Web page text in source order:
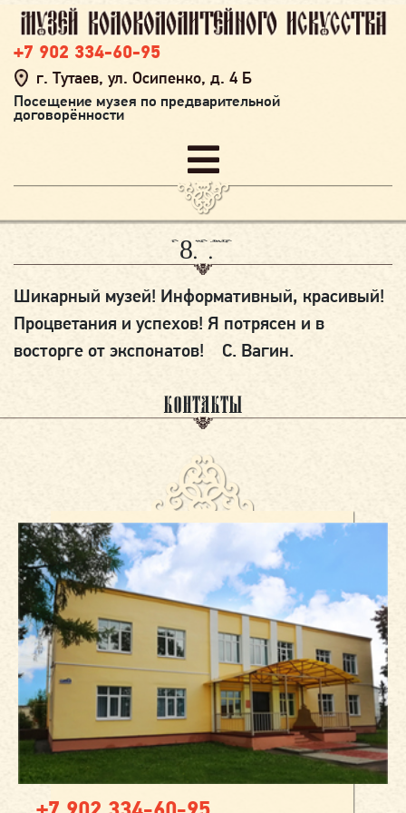
+7 902 334-60-95
г. Тутаев, ул. Осипенко, д. 4 Б
Посещение музея по предварительной
договорённости
18.01.2023
Шикарный музей! Информативный, красивый!
Процветания и успехов! Я потрясен и в
восторге от экспонатов! С. Вагин.
КОНТАКТЫ